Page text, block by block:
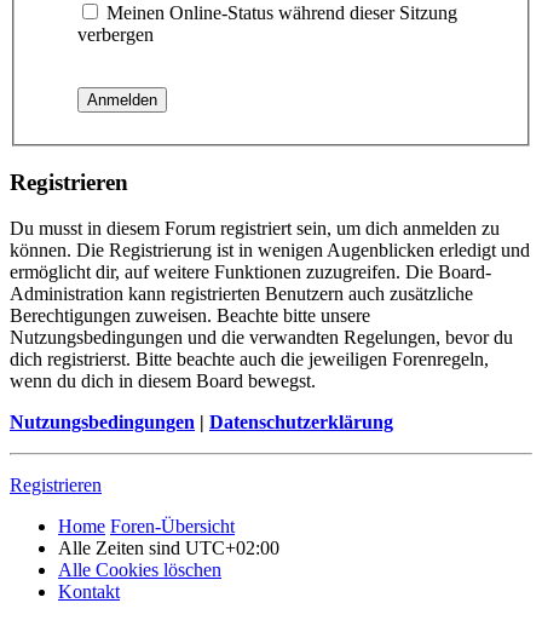
Meinen Online-Status während dieser Sitzung
verbergen
Registrieren
Du musst in diesem Forum registriert sein, um dich anmelden zu
können. Die Registrierung ist in wenigen Augenblicken erledigt und
ermöglicht dir, auf weitere Funktionen zuzugreifen. Die Board-
Administration kann registrierten Benutzern auch zusätzliche
Berechtigungen zuweisen. Beachte bitte unsere
Nutzungsbedingungen und die verwandten Regelungen, bevor du
dich registrierst. Bitte beachte auch die jeweiligen Forenregeln,
wenn du dich in diesem Board bewegst.
Nutzungsbedingungen | Datenschutzerklärung
Registrieren
Home Foren-Übersicht
Alle Zeiten sind UTC+02:00
Alle Cookies löschen
Kontakt